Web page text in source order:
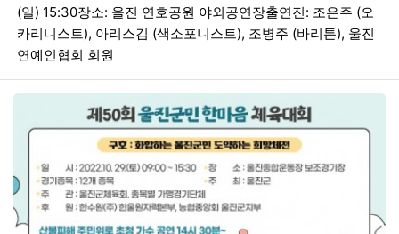
(일) 15:30장소: 울진 연호공원 야외공연장출연진: 조은주 (오
카리니스트), 아리스김 (색소포니스트), 조병주 (바리톤), 울진
연예인협회 회원